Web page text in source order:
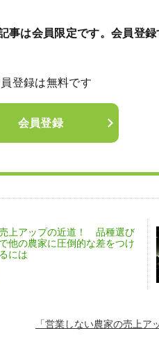
事は会員限定です。会員登
登録は無料です
会員登録
上アップの近道！ 品種選び
で他の農家に圧倒的な差をつけ
るには
「営業しない農家の売上ア